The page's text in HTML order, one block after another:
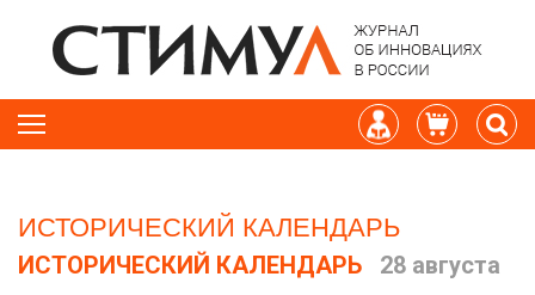
ИСТОРИЧЕСКИЙ КАЛЕНДАРЬ
ИСТОРИЧЕСКИЙ КАЛЕНДАРЬ 28 августа